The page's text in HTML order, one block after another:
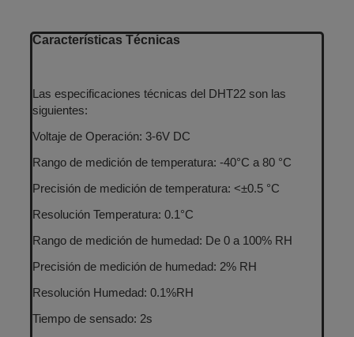
Características Técnicas
Las especificaciones técnicas del DHT22 son las
siguientes:
Voltaje de Operación: 3-6V DC
Rango de medición de temperatura: -40°C a 80 °C
Precisión de medición de temperatura: <±0.5 °C
Resolución Temperatura: 0.1°C
Rango de medición de humedad: De 0 a 100% RH
Precisión de medición de humedad: 2% RH
Resolución Humedad: 0.1%RH
Tiempo de sensado: 2s